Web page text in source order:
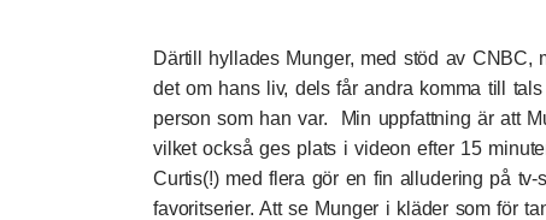
Därtill hyllades Munger, med stöd av CNBC,
det om hans liv, dels får andra komma till
person som han var. Min uppfattning är att
vilket också ges plats i videon efter 15
Curtis(!) med flera gör en fin alludering på tv-
favoritserier. Att se Munger i kläder som för